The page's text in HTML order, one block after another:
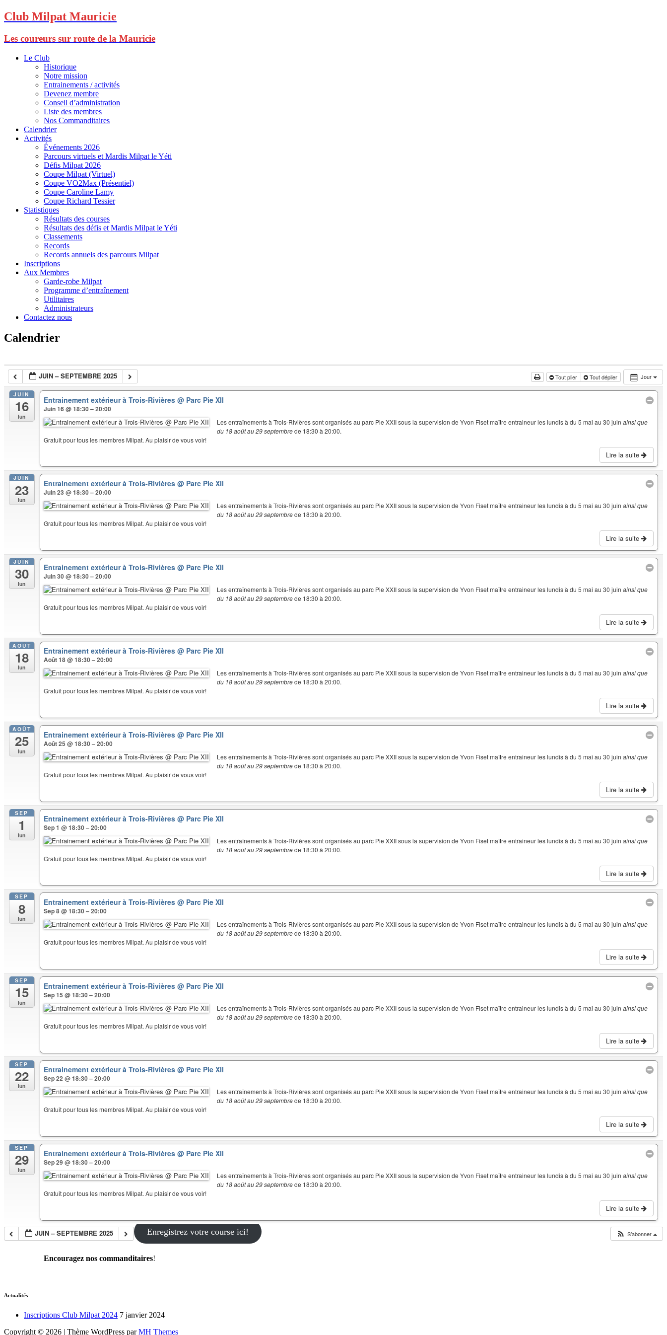
Club Milpat Mauricie
Les coureurs sur route de la Mauricie
Le Club
Historique
Notre mission
Entrainements / activités
Devenez membre
Conseil d’administration
Liste des membres
Nos Commanditaires
Calendrier
Activités
Événements 2026
Parcours virtuels et Mardis Milpat le Yéti
Défis Milpat 2026
Coupe Milpat (Virtuel)
Coupe VO2Max (Présentiel)
Coupe Caroline Lamy
Coupe Richard Tessier
Statistiques
Résultats des courses
Résultats des défis et Mardis Milpat le Yéti
Classements
Records
Records annuels des parcours Milpat
Inscriptions
Aux Membres
Garde-robe Milpat
Programme d’entraînement
Utilitaires
Administrateurs
Contactez nous
Calendrier
Jour
JUIN – SEPTEMBRE 2025 Tout plier Tout déplier
JUIN
16
lun
Entrainement extérieur à Trois-Rivières@ Parc Pie XII
Juin 16 @ 18:30 – 20:00
Les entraînements à Trois-Rivières sont organisés au parc Pie XXII sous la supervision de Yvon Fiset maître entraineur les lundis à du 5 mai au 30 juin ainsi que
du 18 août au 29 septembrede 18:30 à 20:00.
Gratuit pour tous les membres Milpat. Au plaisir de vous voir!
Lire la suite
JUIN
23
lun
Entrainement extérieur à Trois-Rivières@ Parc Pie XII
Juin 23 @ 18:30 – 20:00
Les entraînements à Trois-Rivières sont organisés au parc Pie XXII sous la supervision de Yvon Fiset maître entraineur les lundis à du 5 mai au 30 juin ainsi que
du 18 août au 29 septembrede 18:30 à 20:00.
Gratuit pour tous les membres Milpat. Au plaisir de vous voir!
Lire la suite
JUIN
30
lun
Entrainement extérieur à Trois-Rivières@ Parc Pie XII
Juin 30 @ 18:30 – 20:00
Les entraînements à Trois-Rivières sont organisés au parc Pie XXII sous la supervision de Yvon Fiset maître entraineur les lundis à du 5 mai au 30 juin ainsi que
du 18 août au 29 septembrede 18:30 à 20:00.
Gratuit pour tous les membres Milpat. Au plaisir de vous voir!
Lire la suite
AOÛT
18
lun
Entrainement extérieur à Trois-Rivières@ Parc Pie XII
Août 18 @ 18:30 – 20:00
Les entraînements à Trois-Rivières sont organisés au parc Pie XXII sous la supervision de Yvon Fiset maître entraineur les lundis à du 5 mai au 30 juin ainsi que
du 18 août au 29 septembrede 18:30 à 20:00.
Gratuit pour tous les membres Milpat. Au plaisir de vous voir!
Lire la suite
AOÛT
25
lun
Entrainement extérieur à Trois-Rivières@ Parc Pie XII
Août 25 @ 18:30 – 20:00
Les entraînements à Trois-Rivières sont organisés au parc Pie XXII sous la supervision de Yvon Fiset maître entraineur les lundis à du 5 mai au 30 juin ainsi que
du 18 août au 29 septembrede 18:30 à 20:00.
Gratuit pour tous les membres Milpat. Au plaisir de vous voir!
Lire la suite
SEP
1
lun
Entrainement extérieur à Trois-Rivières@ Parc Pie XII
Sep 1 @ 18:30 – 20:00
Les entraînements à Trois-Rivières sont organisés au parc Pie XXII sous la supervision de Yvon Fiset maître entraineur les lundis à du 5 mai au 30 juin ainsi que
du 18 août au 29 septembrede 18:30 à 20:00.
Gratuit pour tous les membres Milpat. Au plaisir de vous voir!
Lire la suite
SEP
8
lun
Entrainement extérieur à Trois-Rivières@ Parc Pie XII
Sep 8 @ 18:30 – 20:00
Les entraînements à Trois-Rivières sont organisés au parc Pie XXII sous la supervision de Yvon Fiset maître entraineur les lundis à du 5 mai au 30 juin ainsi que
du 18 août au 29 septembrede 18:30 à 20:00.
Gratuit pour tous les membres Milpat. Au plaisir de vous voir!
Lire la suite
SEP
15
lun
Entrainement extérieur à Trois-Rivières@ Parc Pie XII
Sep 15 @ 18:30 – 20:00
Les entraînements à Trois-Rivières sont organisés au parc Pie XXII sous la supervision de Yvon Fiset maître entraineur les lundis à du 5 mai au 30 juin ainsi que
du 18 août au 29 septembrede 18:30 à 20:00.
Gratuit pour tous les membres Milpat. Au plaisir de vous voir!
Lire la suite
SEP
22
lun
Entrainement extérieur à Trois-Rivières@ Parc Pie XII
Sep 22 @ 18:30 – 20:00
Les entraînements à Trois-Rivières sont organisés au parc Pie XXII sous la supervision de Yvon Fiset maître entraineur les lundis à du 5 mai au 30 juin ainsi que
du 18 août au 29 septembrede 18:30 à 20:00.
Gratuit pour tous les membres Milpat. Au plaisir de vous voir!
Lire la suite
SEP
29
lun
Entrainement extérieur à Trois-Rivières@ Parc Pie XII
Sep 29 @ 18:30 – 20:00
Les entraînements à Trois-Rivières sont organisés au parc Pie XXII sous la supervision de Yvon Fiset maître entraineur les lundis à du 5 mai au 30 juin ainsi que
du 18 août au 29 septembrede 18:30 à 20:00.
Gratuit pour tous les membres Milpat. Au plaisir de vous voir!
Lire la suite
JUIN – SEPTEMBRE 2025 S’abonner
Enregistrez votre course ici!
Encouragez nos commanditaires!
Actualités
Inscriptions Club Milpat 2024 7 janvier 2024
Copyright © 2026 | Thème WordPress parMH Themes